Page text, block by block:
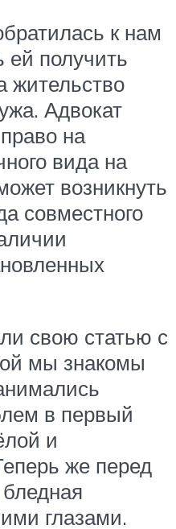
к нам
ей получить
жительство
Адвокат
на
вида на
возникнуть
совместного
свою статью с
мы знакомы
в первый
и
же перед
глазами.